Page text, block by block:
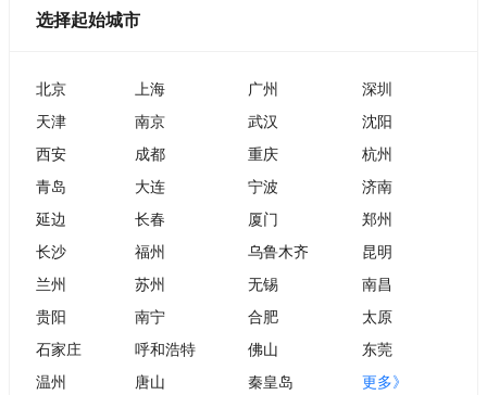
选择起始城市
北京 上海 广州
深圳
天津
南京 武汉
沈阳
西安
成都 重庆
杭州
青岛
大连 宁波
济南
延边
长春 厦门
郑州
长沙
福州 乌鲁木齐
昆明
兰州
苏州 无锡
南昌
贵阳
南宁 合肥
太原
石家庄
呼和浩特 佛山
东莞
温州
唐山 秦皇岛 更多》